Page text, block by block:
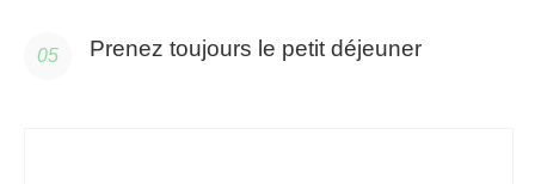
Prenez toujours le petit déjeuner